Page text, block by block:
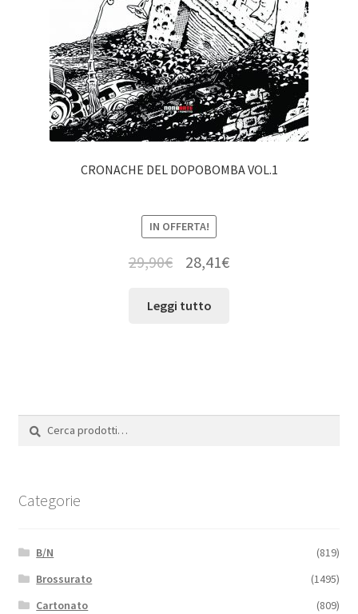
CRONACHE DEL DOPOBOMBA VOL.1
IN OFFERTA!
29,90€ 28,41€
Leggi tutto
Categorie
B/N
(819)
Brossurato
(1495)
Cartonato
(809)